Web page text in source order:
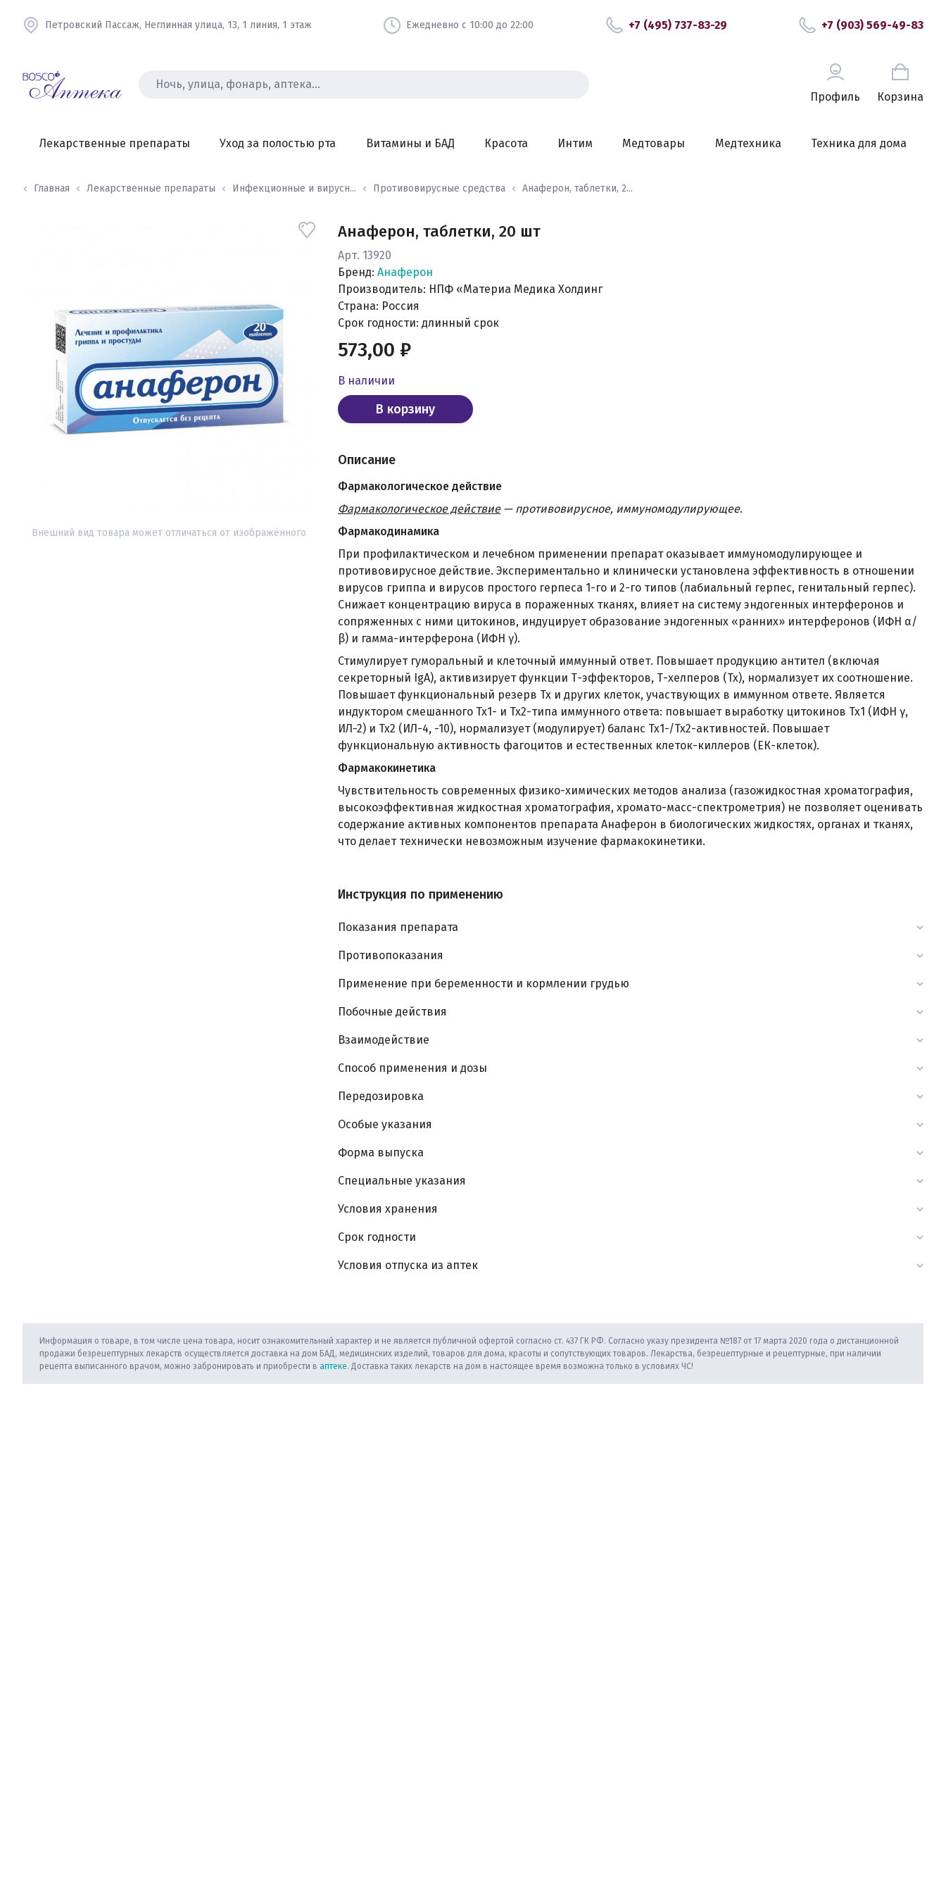
Петровский Пассаж, Неглинная улица, 13, 1 линия, 1 этаж Ежедневно с 10:00 до 22:00 +7 (495) 737-83-29 +7 (903) 569-49-83
Профиль Корзина
Лекарственные препараты Уход за полостью рта Витамины и БАД Красота Интим Медтовары Медтехника Техника для дома
Главная Лекарственные препараты Инфекционные и вирусн... Противовирусные средства Анаферон, таблетки, 2...
Внешний вид товара может отличаться от изображённого
Анаферон, таблетки, 20 шт
Арт. 13920
Бренд: Анаферон
Производитель: НПФ «Материа Медика Холдинг
Страна: Россия
Срок годности: длинный срок
573,00 ₽
В наличии
В корзину
Описание
Фармакологическое действие
Фармакологическое действие— противовирусное, иммуномодулирующее.
Фармакодинамика
При профилактическом и лечебном применении препарат оказывает иммуномодулирующее и
противовирусное действие. Экспериментально и клинически установлена эффективность в отношении
вирусов гриппа и вирусов простого герпеса 1-го и 2-го типов (лабиальный герпес, генитальный герпес).
Снижает концентрацию вируса в пораженных тканях, влияет на систему эндогенных интерферонов и
сопряженных с ними цитокинов, индуцирует образование эндогенных «ранних» интерферонов (ИФН α/
β) и гамма-интерферона (ИФН γ).
Стимулирует гуморальный и клеточный иммунный ответ. Повышает продукцию антител (включая
секреторный IgA), активизирует функции Т-эффекторов, Т-хелперов (Tx), нормализует их соотношение.
Повышает функциональный резерв Tx и других клеток, участвующих в иммунном ответе. Является
индуктором смешанного Tx1- и Tx2-типа иммунного ответа: повышает выработку цитокинов Tx1 (ИФН γ,
ИЛ-2) и Tx2 (ИЛ-4, -10), нормализует (модулирует) баланс Tx1-/Tx2-активностей. Повышает
функциональную активность фагоцитов и естественных клеток-киллеров (ЕК-клеток).
Фармакокинетика
Чувствительность современных физико-химических методов анализа (газожидкостная хроматография,
высокоэффективная жидкостная хроматография, хромато-масс-спектрометрия) не позволяет оценивать
содержание активных компонентов препарата Анаферон в биологических жидкостях, органах и тканях,
что делает технически невозможным изучение фармакокинетики.
Инструкция по применению
Показания препарата
Противопоказания
Применение при беременности и кормлении грудью
Побочные действия
Взаимодействие
Способ применения и дозы
Передозировка
Особые указания
Форма выпуска
Специальные указания
Условия хранения
Срок годности
Условия отпуска из аптек
Информация о товаре, в том числе цена товара, носит ознакомительный характер и не является публичной офертой согласно ст. 437 ГК РФ. Согласно указу президента №187 от 17 марта 2020 года о дистанционной
продажи безрецептурных лекарств осуществляется доставка на дом БАД, медицинских изделий, товаров для дома, красоты и сопутствующих товаров. Лекарства, безрецептурные и рецептурные, при наличии
рецепта выписанного врачом, можно забронировать и приобрести в аптеке. Доставка таких лекарств на дом в настоящее время возможна только в условиях ЧС!